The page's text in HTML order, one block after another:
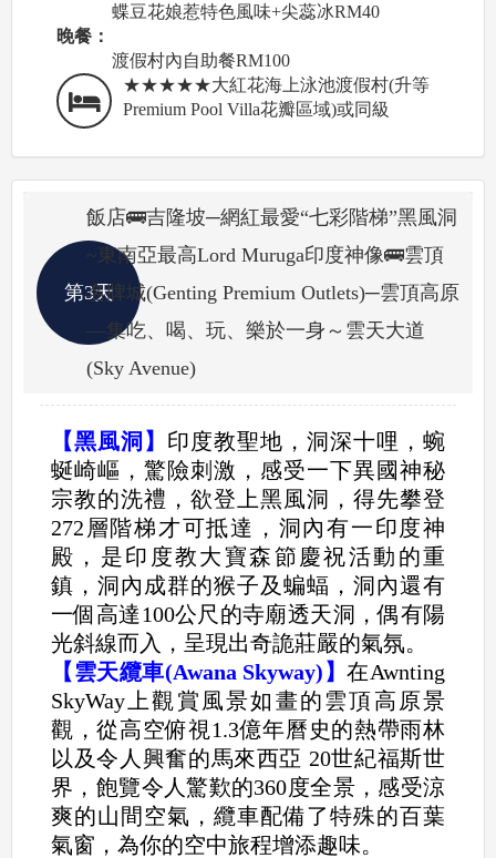
蝶豆花娘惹特色風味+尖蕊冰RM40
晚餐：
渡假村內自助餐RM100
★★★★★大紅花海上泳池渡假村(升等
Premium Pool Villa花瓣區域)或同級
第3天
飯店🚌吉隆坡─網紅最愛“七彩階梯”黑風洞
~東南亞最高Lord Muruga印度神像🚌雲頂
名牌城(Genting Premium Outlets)─雲頂高原
—集吃、喝、玩、樂於一身～雲天大道
(Sky Avenue)
【黑風洞】 印度教聖地，洞深十哩，蜿
蜒崎嶇，驚險刺激，感受一下異國神秘
宗教的洗禮，欲登上黑風洞，得先攀登
272層階梯才可抵達，洞內有一印度神
殿，是印度教大寶森節慶祝活動的重
鎮，洞內成群的猴子及蝙蝠，洞內還有
一個高達100公尺的寺廟透天洞，偶有陽
光斜線而入，呈現出奇詭莊嚴的氣氛。
【雲天纜車(Awana Skyway)】在Awnting
SkyWay上觀賞風景如畫的雲頂高原景
觀，從高空俯視1.3億年曆史的熱帶雨林
以及令人興奮的馬來西亞 20世紀福斯世
界，飽覽令人驚歎的360度全景，感受涼
爽的山間空氣，纜車配備了特殊的百葉
氣窗，為你的空中旅程增添趣味。